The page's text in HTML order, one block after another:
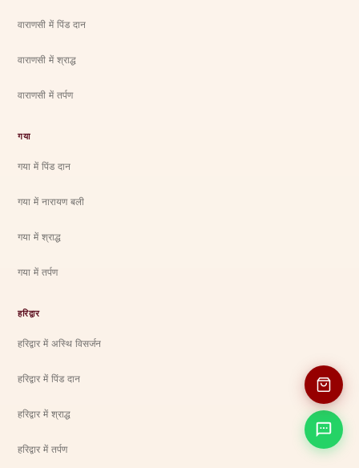
वाराणसी में पिंड दान
वाराणसी में श्राद्ध
वाराणसी में तर्पण
गया
गया में पिंड दान
गया में नारायण बली
गया में श्राद्ध
गया में तर्पण
हरिद्वार
हरिद्वार में अस्थि विसर्जन
हरिद्वार में पिंड दान
हरिद्वार में श्राद्ध
हरिद्वार में तर्पण